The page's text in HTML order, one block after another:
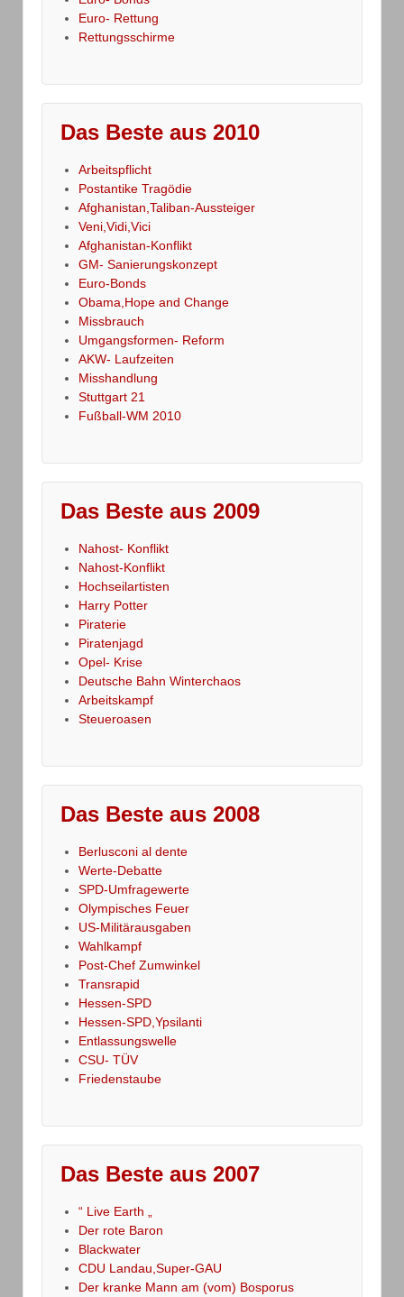
Euro- Rettung
Rettungsschirme
Das Beste aus 2010
Arbeitspflicht
Postantike Tragödie
Afghanistan,Taliban-Aussteiger
Veni,Vidi,Vici
Afghanistan-Konflikt
GM- Sanierungskonzept
Euro-Bonds
Obama,Hope and Change
Missbrauch
Umgangsformen- Reform
AKW- Laufzeiten
Misshandlung
Stuttgart 21
Fußball-WM 2010
Das Beste aus 2009
Nahost- Konflikt
Nahost-Konflikt
Hochseilartisten
Harry Potter
Piraterie
Piratenjagd
Opel- Krise
Deutsche Bahn Winterchaos
Arbeitskampf
Steueroasen
Das Beste aus 2008
Berlusconi al dente
Werte-Debatte
SPD-Umfragewerte
Olympisches Feuer
US-Militärausgaben
Wahlkampf
Post-Chef Zumwinkel
Transrapid
Hessen-SPD
Hessen-SPD,Ypsilanti
Entlassungswelle
CSU- TÜV
Friedenstaube
Das Beste aus 2007
“ Live Earth „
Der rote Baron
Blackwater
CDU Landau,Super-GAU
Der kranke Mann am (vom) Bosporus